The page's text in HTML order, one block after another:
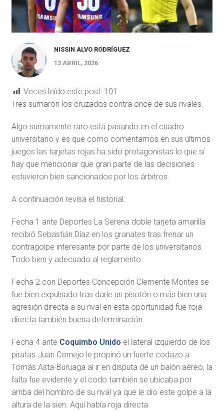
NISSIN ALVO RODRÍGUEZ
13 ABRIL, 2026
Veces leído este post: 101
Tres sumaron los cruzados contra once de sus rivales.
Algo sumamente raro está pasando en el cuadro
universitario y es que como comentamos en sus últimos
juegos las tarjetas rojas ha sido protagonistas lo que sí
hay que mencionar que gran parte de las decisiones
estuvieron bien sancionados por los árbitros.
A continuación revisa el historial:
Fecha 1 ante Deportes La Serena doble tarjeta amarilla
recibió Sebastián Díaz en los granates tras frenar un
contragolpe interesante por parte de los universitarios.
Todo bien y adecuado al reglamento.
Fecha 2 con Deportes Concepción Clemente Montes se
fue bien expulsado tras darle un pisotón o más bien una
agresión directa a su rival en esta oportunidad fue roja
directa también buena determinación.
Fecha 4 ante Coquimbo Unido el lateral izquierdo de los
piratas Juan Cornejo le propinó un fuerte codazo a
Tomás Asta-Buruaga al ir en disputa de un balón aéreo, la
falta fue evidente y el codo también se ubicaba por
arriba del hombro de su rival ya que le dio este golpe a la
altura de la sien. Aquí había roja directa.